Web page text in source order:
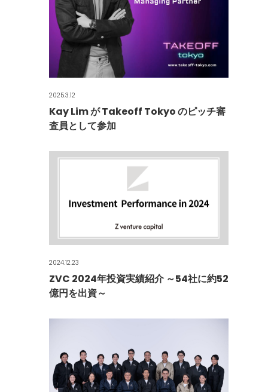
2025.3.12
Kay Lim が Takeoff Tokyo のピッチ審
査員として参加
2024.12.23
ZVC 2024年投資実績紹介 ～54社に約52
億円を出資～